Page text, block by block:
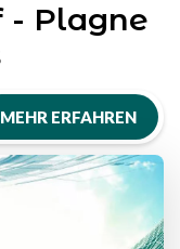
- Plagne
MEHR ERFAHREN